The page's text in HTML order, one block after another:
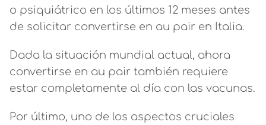
o psiquiátrico en los últimos 12 meses antes
de solicitar convertirse en au pair en Italia.
Dada la situación mundial actual, ahora
convertirse en au pair también requiere
estar completamente al día con las vacunas.
Por último, uno de los aspectos cruciales